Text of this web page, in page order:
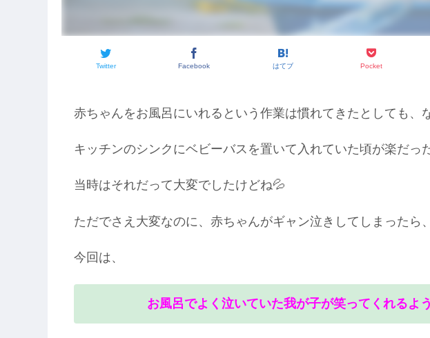
Twitter Facebook はてブ Pocket
赤ちゃんをお風呂にいれるという作業は慣れてき たとしても、
キッチンのシンクにベビーバスを置いて入れていた頃が楽だっ
当時はそれだって大変でしたけどね💦
ただでさえ大変なのに、赤ちゃんがギャン泣きしてしまったら
今回は、
お風呂でよく泣いていた我が子が笑ってくれるよ